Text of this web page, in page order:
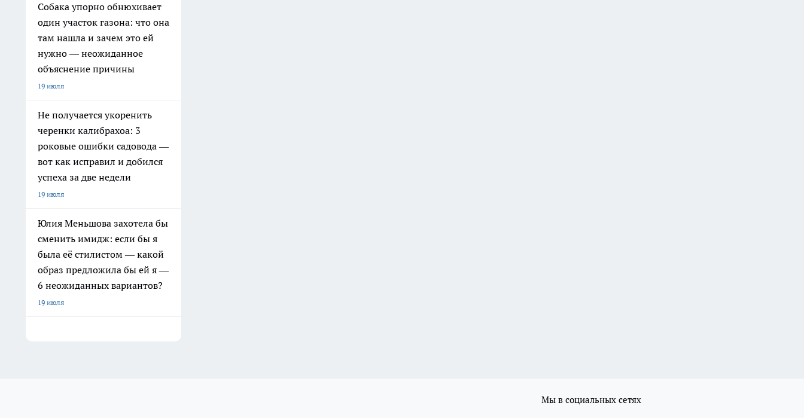
Собака упорно обнюхивает
один участок газона: что она
там нашла и зачем это ей
нужно — неожиданное
объяснение причины
19 июля
Не получается укоренить
черенки калибрахоа: 3
роковые ошибки садовода —
вот как исправил и добился
успеха за две недели
19 июля
Юлия Меньшова захотела бы
сменить имидж: если бы я
была её стилистом — какой
образ предложила бы ей я —
6 неожиданных вариантов?
19 июля
Мы в социальных сетях